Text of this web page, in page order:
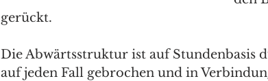
gerückt.
Die Abwärtsstruktur ist auf Stundenbasis
auf jeden Fall gebrochen und in